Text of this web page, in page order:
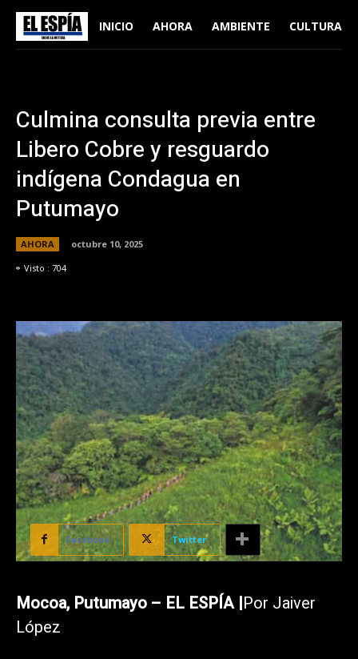
INICIO AHORA AMBIENTE CULTURA
Culmina consulta previa entre
Libero Cobre y resguardo
indígena Condagua en
Putumayo
AHORA
octubre 10, 2025
Visto : 704
Facebook Twitter
Mocoa, Putumayo – EL ESPÍA |Por Jaiver
López